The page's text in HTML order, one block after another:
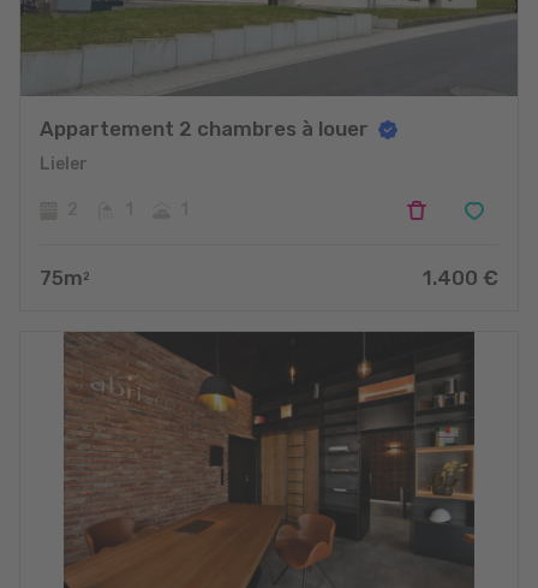
Appartement 2 chambres à louer
Lieler
75m 2 1.400 €